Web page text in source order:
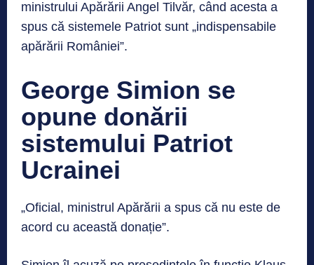
ministrului Apărării Angel Tilvăr, când acesta a
spus că sistemele Patriot sunt „indispensabile
apărării României”.
George Simion se
opune donării
sistemului Patriot
Ucrainei
„Oficial, ministrul Apărării a spus că nu este de
acord cu această donație”.